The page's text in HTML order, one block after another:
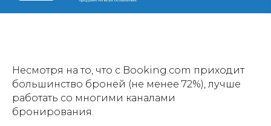
Несмотря на то, что с Booking.com приходит
большинство броней (не менее 72%), лучше
работать со многими каналами
бронирования.